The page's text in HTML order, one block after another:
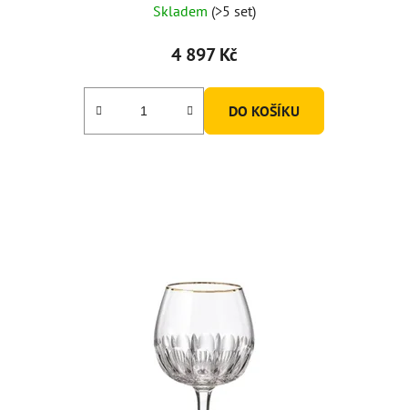
Skladem (>5 set)
4 897 Kč
DO KOŠÍKU